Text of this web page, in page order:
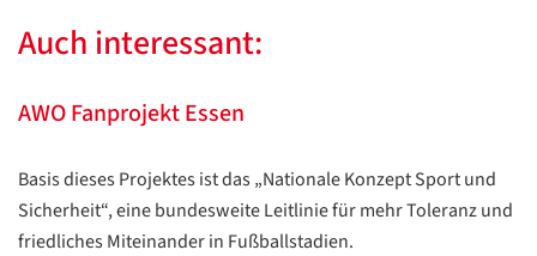
Auch interessant:
AWO Fanprojekt Essen
Basis dieses Projektes ist das „Nationale Konzept Sport und
Sicherheit“, eine bundesweite Leitlinie für mehr Toleranz und
friedliches Miteinander in Fußballstadien.